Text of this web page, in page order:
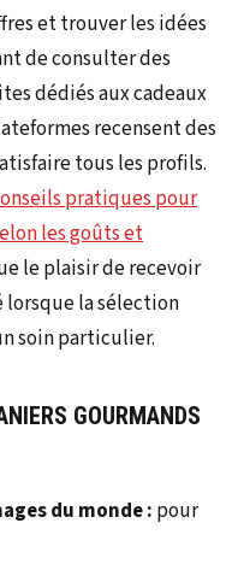
et trouver les idées
de consulter des
dédiés aux cadeaux
recensent des
tous les profils.
pratiques pour
les goûts et
le plaisir de recevoir
lorsque la sélection
soin particulier.
GOURMANDS
du monde : pour